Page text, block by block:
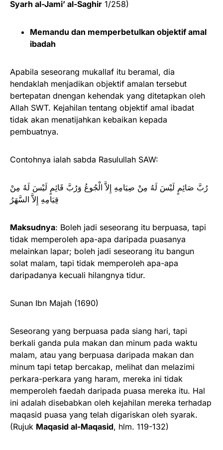
Syarh al-Jami’ al-Saghir 1/258)
Memandu dan memperbetulkan objektif amal
ibadah
Apabila seseorang mukallaf itu beramal, dia
hendaklah menjadikan objektif amalan tersebut
bertepatan dnengan kehendak yang ditetapkan oleh
Allah SWT. Kejahilan tentang objektif amal ibadat
tidak akan menatijahkan kebaikan kepada
pembuatnya.
Contohnya ialah sabda Rasulullah SAW:
رُبَّ صَائِمٍ لَيْسَ لَهُ مِنْ صِيَامِهِ إِلاَّ الْجُوعُ وَرُبَّ قَائِمٍ لَيْسَ لَهُ مِنْ
قِيَامِهِ إِلاَّ السَّهَرُ
Maksudnya: Boleh jadi seseorang itu berpuasa, tapi
tidak memperoleh apa-apa daripada puasanya
melainkan lapar; boleh jadi seseorang itu bangun
solat malam, tapi tidak memperoleh apa-apa
daripadanya kecuali hilangnya tidur.
Sunan Ibn Majah (1690)
Seseorang yang berpuasa pada siang hari, tapi
berkali ganda pula makan dan minum pada waktu
malam, atau yang berpuasa daripada makan dan
minum tapi tetap bercakap, melihat dan melazimi
perkara-perkara yang haram, mereka ini tidak
memperoleh faedah daripada puasa mereka itu. Hal
ini adalah disebabkan oleh kejahilan mereka terhadap
maqasid puasa yang telah digariskan oleh syarak.
(Rujuk Maqasid al-Maqasid, hlm. 119-132)